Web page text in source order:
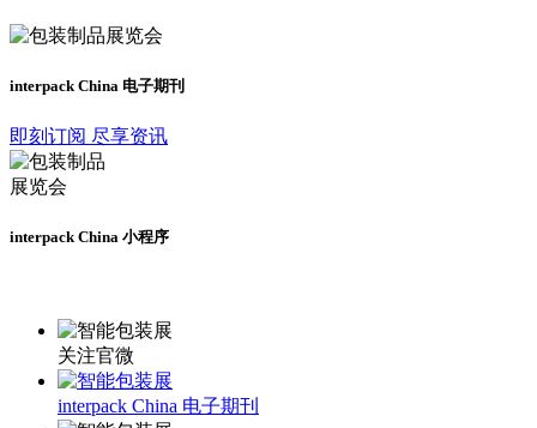
interpack China 电子期刊
即刻订阅 尽享资讯
interpack China 小程序
关注官微
interpack China 电子期刊